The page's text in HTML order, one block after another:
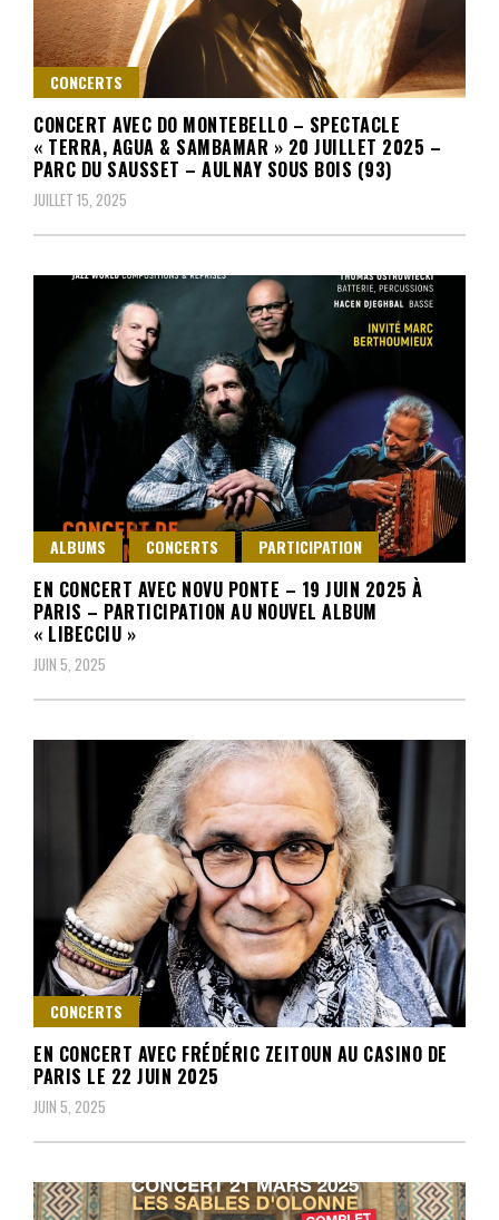
CONCERTS
CONCERT AVEC DO MONTEBELLO – SPECTACLE
« TERRA, AGUA & SAMBAMAR » 20 JUILLET 2025 –
PARC DU SAUSSET – AULNAY SOUS BOIS (93)
JUILLET 15, 2025
ALBUMS CONCERTS PARTICIPATION
EN CONCERT AVEC NOVU PONTE – 19 JUIN 2025 À
PARIS – PARTICIPATION AU NOUVEL ALBUM
« LIBECCIU »
JUIN 5, 2025
CONCERTS
EN CONCERT AVEC FRÉDÉRIC ZEITOUN AU CASINO DE
PARIS LE 22 JUIN 2025
JUIN 5, 2025